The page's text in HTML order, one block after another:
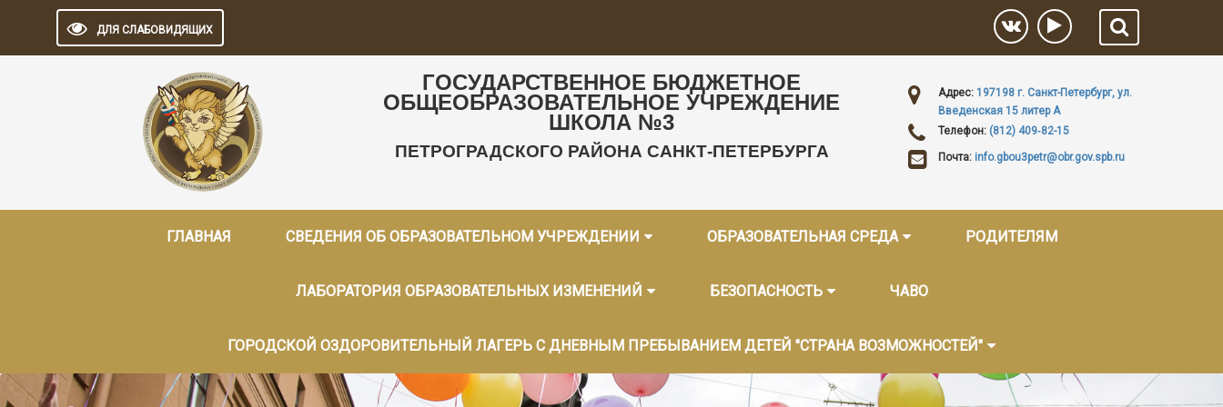
ДЛЯ СЛАБОВИДЯЩИХ
ГОСУДАРСТВЕННОЕ БЮДЖЕТНОЕ
ОБЩЕОБРАЗОВАТЕЛЬНОЕ УЧРЕЖДЕНИЕ
ШКОЛА №3
ПЕТРОГРАДСКОГО РАЙОНА САНКТ-ПЕТЕРБУРГА
Адрес: 197198 г. Санкт-Петербург, ул.
Введенская 15 литер А
Телефон: (812) 409‑82-15
Почта: info.gbou3petr@obr.gov.spb.ru
ГЛАВНАЯ СВЕДЕНИЯ ОБ ОБРАЗОВАТЕЛЬНОМ УЧРЕЖДЕНИИ ОБРАЗОВАТЕЛЬНАЯ СРЕДА РОДИТЕЛЯМ
ЛАБОРАТОРИЯ ОБРАЗОВАТЕЛЬНЫХ ИЗМЕНЕНИЙ БЕЗОПАСНОСТЬ ЧАВО
ГОРОДСКОЙ ОЗДОРОВИТЕЛЬНЫЙ ЛАГЕРЬ С ДНЕВНЫМ ПРЕБЫВАНИЕМ ДЕТЕЙ "СТРАНА ВОЗМОЖНОСТЕЙ"